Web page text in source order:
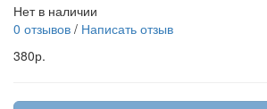
Нет в наличии
0 отзывов / Написать отзыв
380р.